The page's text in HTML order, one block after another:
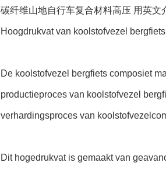
碳纤维山地自行车复合材料高压 用英文
Hoogdrukvat van koolstofvezel
De koolstofvezel bergfiets composiet
productieproces van koolstofvezel
verhardingsproces van
Dit hogedrukvat is gemaakt van